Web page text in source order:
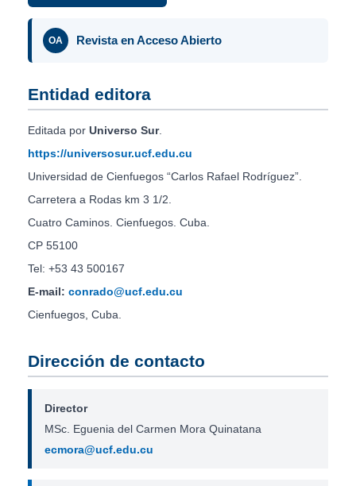
OA Revista en Acceso Abierto
Entidad editora
Editada por Universo Sur.
https://universosur.ucf.edu.cu
Universidad de Cienfuegos “Carlos Rafael Rodríguez”.
Carretera a Rodas km 3 1/2.
Cuatro Caminos. Cienfuegos. Cuba.
CP 55100
Tel: +53 43 500167
E-mail: conrado@ucf.edu.cu
Cienfuegos, Cuba.
Dirección de contacto
Director
MSc. Eguenia del Carmen Mora Quinatana
ecmora@ucf.edu.cu